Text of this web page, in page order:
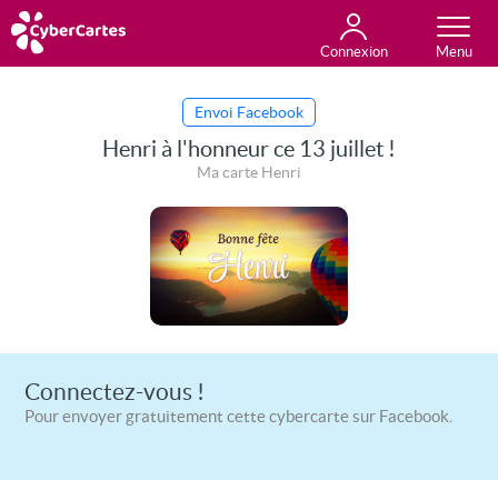
Connexion
Toutes les cartes
Envoi Facebook
Henri à l'honneur ce 13 juillet !
Ma carte Henri
Connectez-vous !
Pour envoyer gratuitement cette cybercarte sur Facebook.